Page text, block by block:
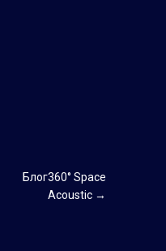
Блог360° Space
Acoustic →